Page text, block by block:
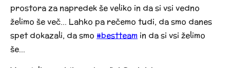
prostora za napredek še veliko in da si vsi vedno
želimo še več... Lahko pa rečemo tudi, da smo danes
spet dokazali, da smo #bestteam in da si vsi želimo
še...